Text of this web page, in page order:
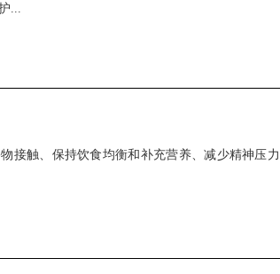
...
接触、保持饮食均衡和补充营养、减少精神压